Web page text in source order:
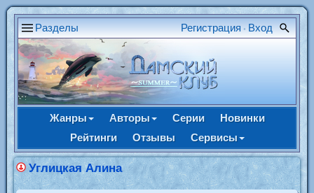
Разделы Регистрация • Вход
Жанры Авторы Серии
Новинки
Рейтинги
Отзывы Сервисы
Углицкая Алина